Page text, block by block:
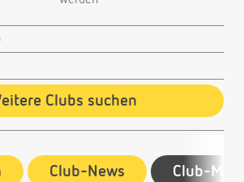
Clubs suchen
Club-News Club-